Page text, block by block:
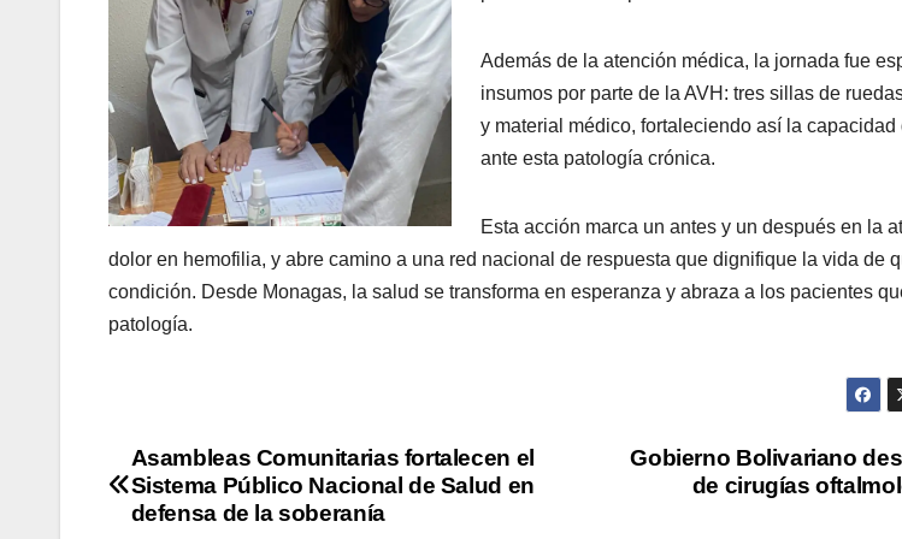
Además de la atención médica, la jornada fue
insumos por parte de la AVH: tres sillas de
y material médico, fortaleciendo así la
ante esta patología crónica. ⠀
Esta acción marca un antes y un después en la
dolor en hemofilia, y abre camino a una red nacional de respuesta que dignifique la vida de
condición. Desde Monagas, la salud se transforma en esperanza y abraza a los pacientes
patología.
Gobierno Bolivariano
de cirugías
Asambleas Comunitarias fortalecen el
Sistema Público Nacional de Salud en
defensa de la soberanía